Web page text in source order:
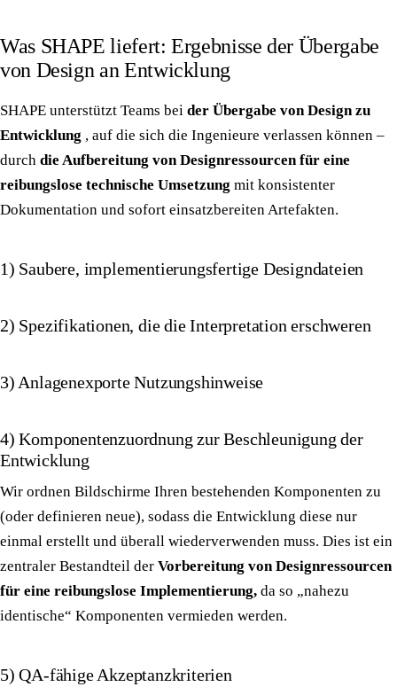
Was SHAPE liefert: Ergebnisse der Übergabe
von Design an Entwicklung
SHAPE unterstützt Teams bei der Übergabe von Design zu
Entwicklung , auf die sich die Ingenieure verlassen können –
durch die Aufbereitung von Designressourcen für eine
reibungslose technische Umsetzung mit konsistenter
Dokumentation und sofort einsatzbereiten Artefakten.
1) Saubere, implementierungsfertige Designdateien
2) Spezifikationen, die die Interpretation erschweren
3) Anlagenexporte Nutzungshinweise
4) Komponentenzuordnung zur Beschleunigung der
Entwicklung
Wir ordnen Bildschirme Ihren bestehenden Komponenten zu
(oder definieren neue), sodass die Entwicklung diese nur
einmal erstellt und überall wiederverwenden muss. Dies ist ein
zentraler Bestandteil der Vorbereitung von Designressourcen
für eine reibungslose Implementierung, da so „nahezu
identische“ Komponenten vermieden werden.
5) QA-fähige Akzeptanzkriterien